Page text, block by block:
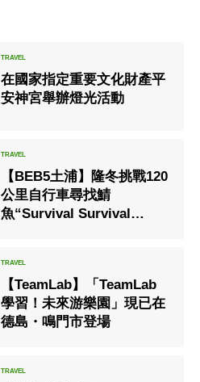
在國家指定重要文化財產平
安神宮舉辦燈光活動
【BEB5土浦】隆冬挑戰120
公里自行車尋找鯖
魚“Survival Survival
【TeamLab】「TeamLab
學習！未來游樂園」現已在
德島・鳴門市登場